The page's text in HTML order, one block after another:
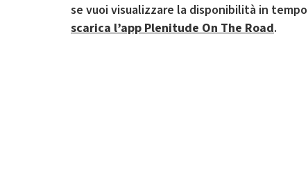
se vuoi visualizzare la disponibilità in
scarica l’app Plenitude On The Road.